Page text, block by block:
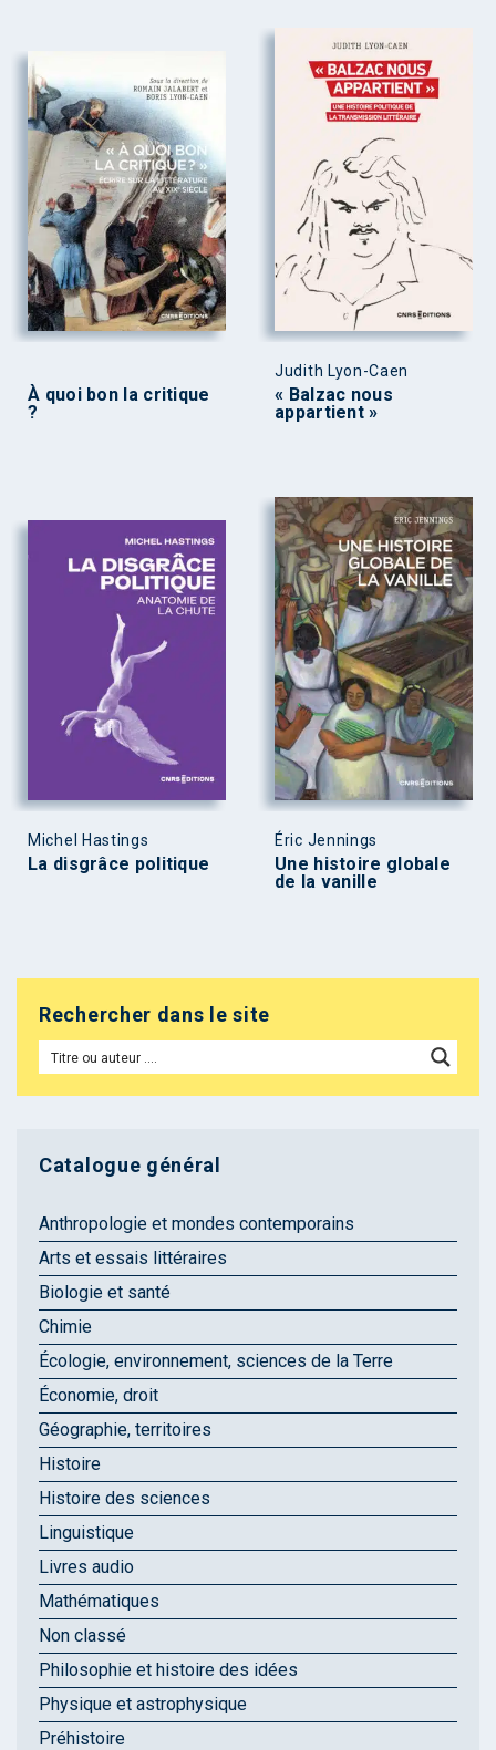
À quoi bon la critique
?
Judith Lyon-Caen
« Balzac nous
appartient »
Michel Hastings
La disgrâce politique
Éric Jennings
Une histoire globale
de la vanille
Rechercher dans le site
Catalogue général
Anthropologie et mondes contemporains
Arts et essais littéraires
Biologie et santé
Chimie
Écologie, environnement, sciences de la Terre
Économie, droit
Géographie, territoires
Histoire
Histoire des sciences
Linguistique
Livres audio
Mathématiques
Non classé
Philosophie et histoire des idées
Physique et astrophysique
Préhistoire